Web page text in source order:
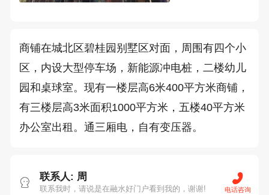
商铺在城北区碧桂园别墅区对面，周围有四个小
区，内设大型停车场，新能源冲电桩，二楼幼儿
园和桌球室。现有一楼层高6米400平方米商铺，
有三楼层高3米面积1000平方米，五楼40平方米
办公室出租。通三厢电，自有变压器。
联系人: 周
联系我时，请说是在融水好门户看到我的，谢谢! 电话咨询